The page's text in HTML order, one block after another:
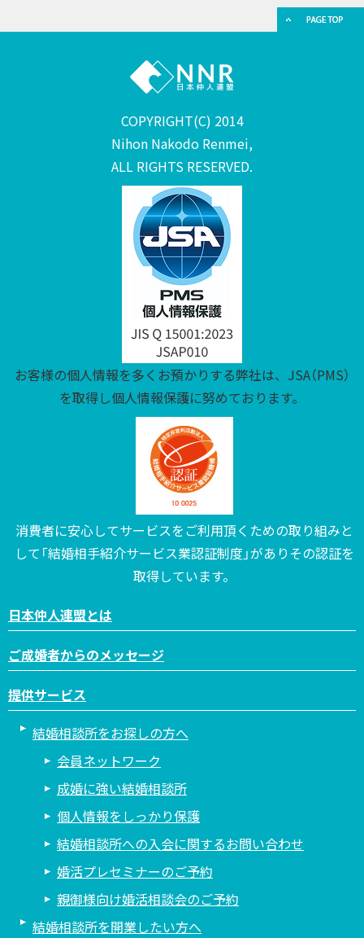
COPYRIGHT(C) 2014
Nihon Nakodo Renmei,
ALL RIGHTS RESERVED.
お客様の個人情報を多くお預かりする弊社は、JSA（PMS）
を取得し個人情報保護に努めております。
消費者に安心してサービスをご利用頂くための取り組みと
して「結婚相手紹介サービス業認証制度」がありその認証を
取得しています。
日本仲人連盟とは
ご成婚者からのメッセージ
提供サービス
結婚相談所をお探しの方へ
会員ネットワーク
成婚に強い結婚相談所
個人情報をしっかり保護
結婚相談所への入会に関するお問い合わせ
婚活プレセミナーのご予約
親御様向け婚活相談会のご予約
結婚相談所を開業したい方へ